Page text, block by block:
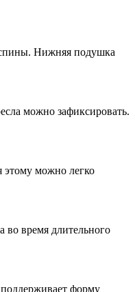
спины. Нижняя подушка
можно зафиксировать.
этому можно легко
во время длительного
форму